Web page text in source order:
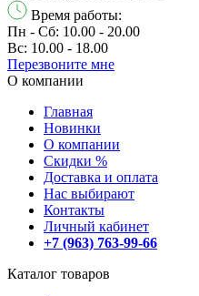
Время работы:
Пн - Сб: 10.00 - 20.00
Вс: 10.00 - 18.00
Перезвонитe мне
О компании
Главная
Новинки
О компании
Скидки %
Доставка и оплата
Нас выбирают
Контакты
Личный кабинет
+7 (963) 763-99-66
Каталог товаров